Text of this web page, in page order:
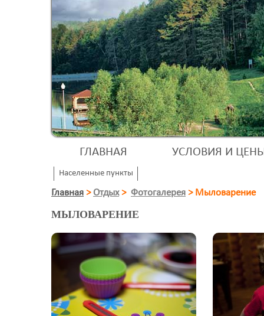
ГЛАВНАЯ УСЛОВИЯ И ЦЕНЫ
Населенные пункты
Главная > Отдых > Фотогалерея > Мыловарение
МЫЛОВАРЕНИЕ